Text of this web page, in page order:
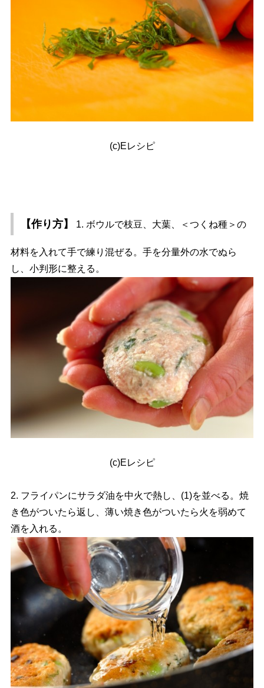
(c)Eレシピ
【作り方】 1. ボウルで枝豆、大葉、＜つくね種＞の
材料を入れて手で練り混ぜる。手を分量外の水でぬら
し、小判形に整える。
(c)Eレシピ
2. フライパンにサラダ油を中火で熱し、(1)を並べる。焼
き色がついたら返し、薄い焼き色がついたら火を弱めて
酒を入れる。